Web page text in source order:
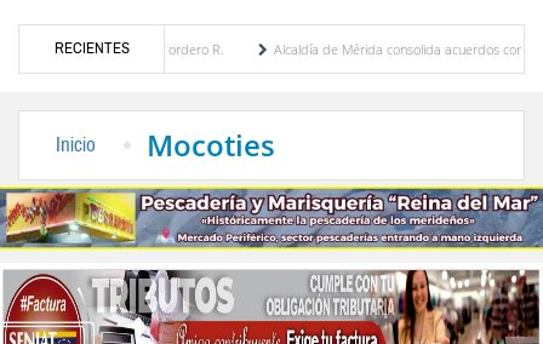
RECIENTES
Cordero R.
Alcaldía de Mérida consolida acuerdos con adjudicatarios del
Inicio Mocoties